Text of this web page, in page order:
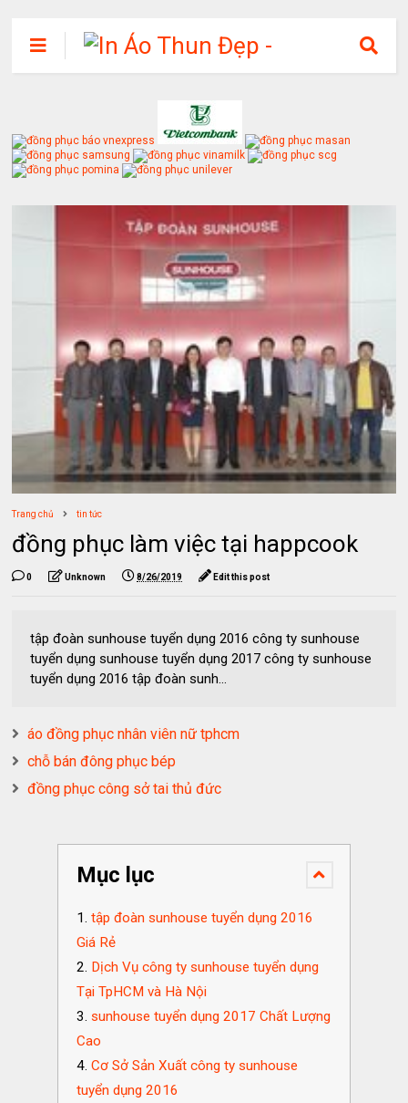
Trang chủ tin tức
đồng phục làm việc tại happcook
0 Unknown 8/26/2019 Edit this post
tập đoàn sunhouse tuyển dụng 2016 công ty sunhouse
tuyển dụng sunhouse tuyển dụng 2017 công ty sunhouse
tuyển dụng 2016 tập đoàn sunh...
áo đồng phục nhân viên nữ tphcm
chỗ bán đông phục bép
đồng phục công sở tai thủ đức
Mục lục
tập đoàn sunhouse tuyển dụng 2016
Giá Rẻ
Dịch Vụ công ty sunhouse tuyển dụng
Tại TpHCM và Hà Nội
sunhouse tuyển dụng 2017 Chất Lượng
Cao
Cơ Sở Sản Xuất công ty sunhouse
tuyển dụng 2016